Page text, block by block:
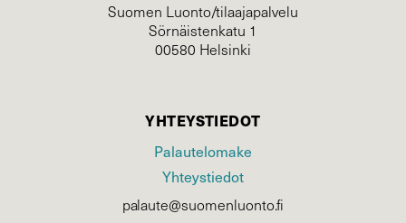
Suomen Luonto/tilaajapalvelu
Sörnäistenkatu 1
00580 Helsinki
YHTEYSTIEDOT
Palautelomake
Yhteystiedot
palaute@suomenluonto.fi